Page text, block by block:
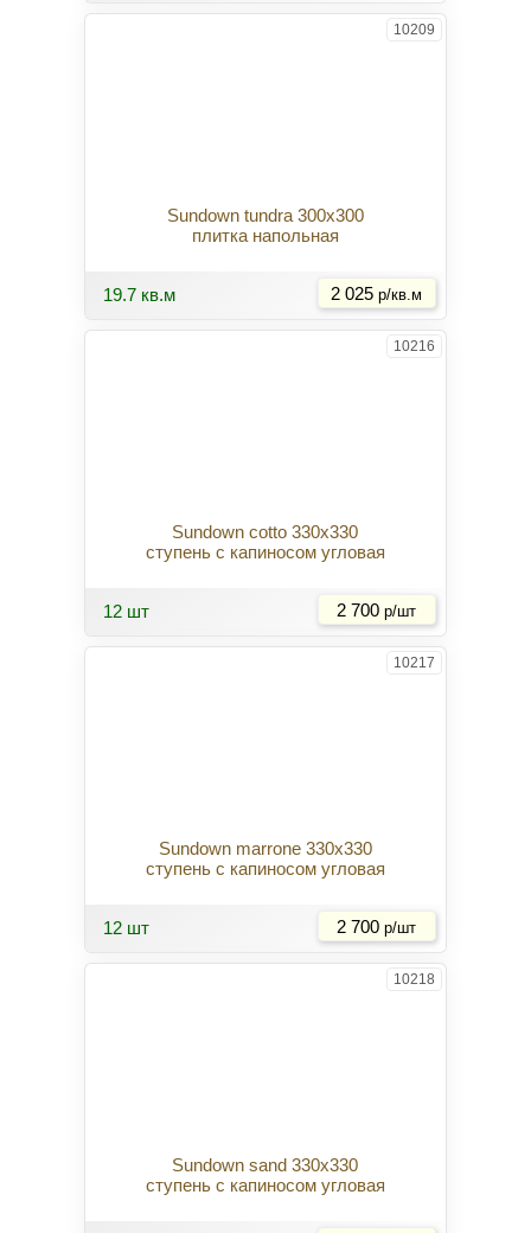
10209
Sundown tundra 300x300
плитка напольная
19.7 кв.м 2 025 р/кв.м
10216
Sundown cotto 330x330
ступень с капиносом угловая
12 шт 2 700 р/шт
10217
Sundown marrone 330x330
ступень с капиносом угловая
12 шт 2 700 р/шт
10218
Sundown sand 330x330
ступень с капиносом угловая